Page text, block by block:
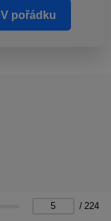
/ 224
V pořádku